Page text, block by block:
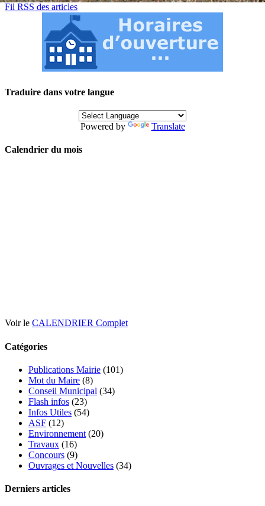
Fil RSS des articles
Traduire dans votre langue
Powered by Translate
Calendrier du mois
Voir le CALENDRIER Complet
Catégories
Publications Mairie (101)
Mot du Maire (8)
Conseil Municipal (34)
Flash infos (23)
Infos Utiles (54)
ASF (12)
Environnement (20)
Travaux (16)
Concours (9)
Ouvrages et Nouvelles (34)
Derniers articles